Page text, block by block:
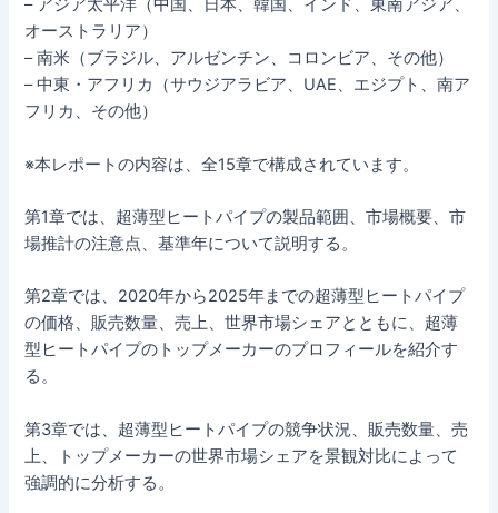
– アジア太平洋（中国、日本、韓国、インド、東南アジア、
オーストラリア）
– 南米（ブラジル、アルゼンチン、コロンビア、その他）
– 中東・アフリカ（サウジアラビア、UAE、エジプト、南ア
フリカ、その他）
※本レポートの内容は、全15章で構成されています。
第1章では、超薄型ヒートパイプの製品範囲、市場概要、市
場推計の注意点、基準年について説明する。
第2章では、2020年から2025年までの超薄型ヒートパイプ
の価格、販売数量、売上、世界市場シェアとともに、超薄
型ヒートパイプのトップメーカーのプロフィールを紹介す
る。
第3章では、超薄型ヒートパイプの競争状況、販売数量、売
上、トップメーカーの世界市場シェアを景観対比によって
強調的に分析する。